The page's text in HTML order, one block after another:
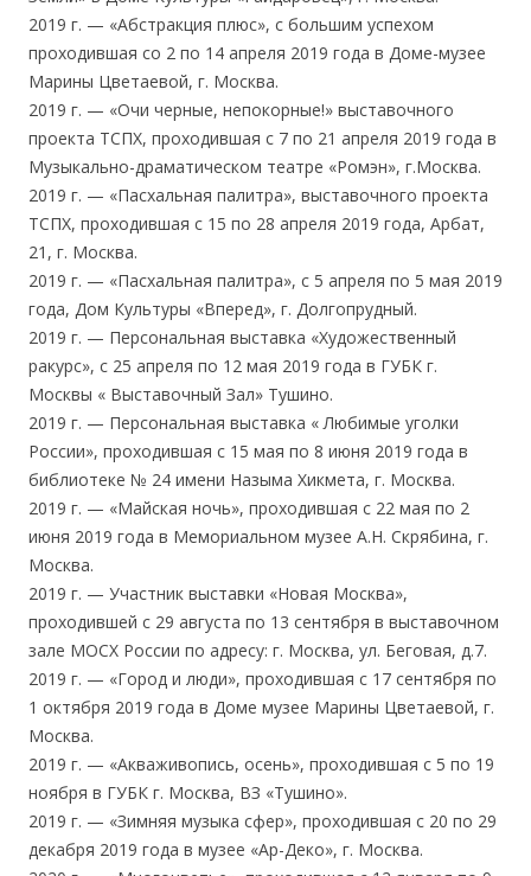
2019 г. — «Абстракция плюс», с большим успехом
проходившая со 2 по 14 апреля 2019 года в Доме-музее
Марины Цветаевой, г. Москва.
2019 г. — «Очи черные, непокорные!» выставочного
проекта ТСПХ, проходившая с 7 по 21 апреля 2019 года в
Музыкально-драматическом театре «Ромэн», г.Москва.
2019 г. — «Пасхальная палитра», выставочного проекта
ТСПХ, проходившая с 15 по 28 апреля 2019 года, Арбат,
21, г. Москва.
2019 г. — «Пасхальная палитра», с 5 апреля по 5 мая 2019
года, Дом Культуры «Вперед», г. Долгопрудный.
2019 г. — Персональная выставка «Художественный
ракурс», с 25 апреля по 12 мая 2019 года в ГУБК г.
Москвы « Выставочный Зал» Тушино.
2019 г. — Персональная выставка « Любимые уголки
России», проходившая с 15 мая по 8 июня 2019 года в
библиотеке № 24 имени Назыма Хикмета, г. Москва.
2019 г. — «Майская ночь», проходившая с 22 мая по 2
июня 2019 года в Мемориальном музее А.Н. Скрябина, г.
Москва.
2019 г. — Участник выставки «Новая Москва»,
проходившей с 29 августа по 13 сентября в выставочном
зале МОСХ России по адресу: г. Москва, ул. Беговая, д.7.
2019 г. — «Город и люди», проходившая с 17 сентября по
1 октября 2019 года в Доме музее Марины Цветаевой, г.
Москва.
2019 г. — «Акваживопись, осень», проходившая с 5 по 19
ноября в ГУБК г. Москва, ВЗ «Тушино».
2019 г. — «Зимняя музыка сфер», проходившая с 20 по 29
декабря 2019 года в музее «Ар-Деко», г. Москва.